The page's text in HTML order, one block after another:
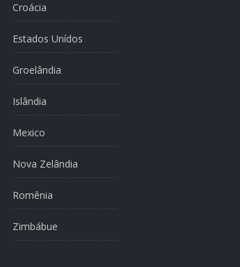
Croácia
Estados Unídos
Groelândia
Islândia
Mexico
Nova Zelândia
Romênia
Zimbábue